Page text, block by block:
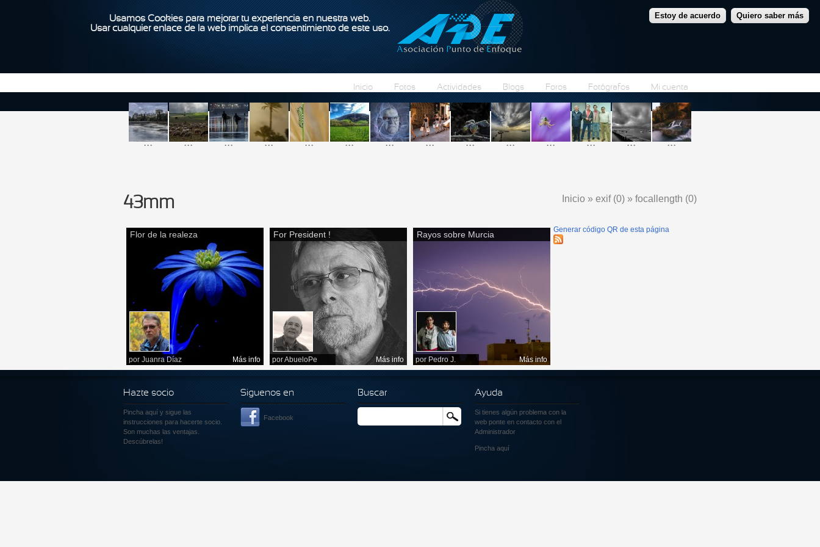
Usamos Cookies para mejorar tu experiencia en nuestra web.
Usar cualquier enlace de la web implica el consentimiento de este uso.
Estoy de acuerdo Quiero saber más
Pasar al contenido principal
Inicio Fotos Actividades Blogs Foros Fotógrafos Mi cuenta
... ... ... ... ... ... ... ... ... ... ... ... ... ...
Inicio » exif (0) » focallength (0)
43mm
Flor de la realeza
por Juanra Díaz Más info
For President !
porAbueloPe Más info
Rayos sobre Murcia
por Pedro J. Más info
Generar código QR de esta página
Hazte socio
Pincha aquí y sigue las
instrucciones para hacerte socio.
Son muchas las ventajas.
Descúbrelas!
Siguenos en
Facebook
Buscar
Buscar
Ayuda
Si tienes algún problema con la
web ponte en contacto con el
Administrador
Pincha aquí